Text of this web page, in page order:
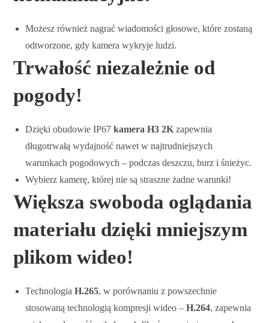
Możesz również nagrać wiadomości głosowe, które zostaną
odtworzone, gdy kamera wykryje ludzi.
Trwałość niezależnie od
pogody!
Dzięki obudowie IP67kamera H3 2K zapewnia
długotrwałą wydajność nawet w najtrudniejszych
warunkach pogodowych – podczas deszczu, burz i śnieżyc.
Wybierz kamerę, której nie są straszne żadne warunki!
Większa swoboda oglądania
materiału dzięki mniejszym
plikom wideo!
Technologia H.265, w porównaniu z powszechnie
stosowaną technologią kompresji wideo – H.264, zapewnia